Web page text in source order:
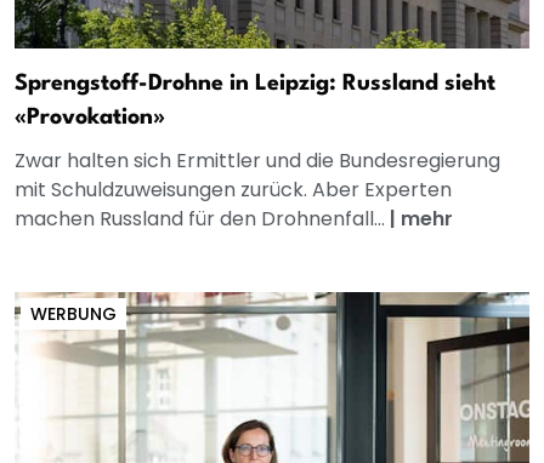
Sprengstoff-Drohne in Leipzig: Russland sieht
«Provokation»
Zwar halten sich Ermittler und die Bundesregierung
mit Schuldzuweisungen zurück. Aber Experten
machen Russland für den Drohnenfall... | mehr
WERBUNG